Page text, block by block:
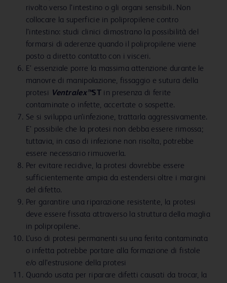
rivolto verso l’intestino o gli organi sensibili. Non
collocare la superficie in polipropilene contro
l’intestino: studi clinici dimostrano la possibilità del
formarsi di aderenze quando il polipropilene viene
posto a diretto contatto con i visceri.
E’ essenziale porre la massima attenzione durante le
manovre di manipolazione, fissaggio e sutura della
protesi Ventralex™STin presenza di ferite
contaminate o infette, accertate o sospette.
Se si sviluppa un’infezione, trattarla aggressivamente.
E’ possibile che la protesi non debba essere rimossa;
tuttavia, in caso di infezione non risolta, potrebbe
essere necessario rimuoverla.
Per evitare recidive, la protesi dovrebbe essere
sufficientemente ampia da estendersi oltre i margini
del difetto.
Per garantire una riparazione resistente, la protesi
deve essere fissata attraverso la struttura della maglia
in polipropilene.
L’uso di protesi permanenti su una ferita contaminata
o infetta potrebbe portare alla formazione di fistole
e/o all’estrusione della protesi
Quando usata per riparare difetti causati da trocar, la